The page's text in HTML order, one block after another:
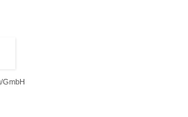
GmbH